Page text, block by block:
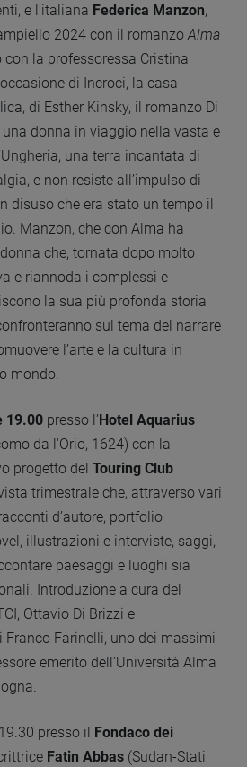
e l'italiana Federica Manzon,
2024 con il romanzo Alma
con la professoressa Cristina
di Incroci, la casa
di Esther Kinsky, il romanzo Di
donna in viaggio nella vasta e
una terra incantata di
e non resiste all’impulso di
disuso che era stato un tempo il
Manzon, che con Alma ha
che, tornata dopo molto
e riannoda i complessi e
la sua più profonda storia
sul tema del narrare
l’arte e la cultura in
mondo.
19.00 presso l’Hotel Aquarius
da l'Orio, 1624) con la
progetto del Touring Club
trimestrale che, attraverso vari
d’autore, portfolio
illustrazioni e interviste, saggi,
paesaggi e luoghi sia
Introduzione a cura del
Ottavio Di Brizzi e
Franco Farinelli, uno dei massimi
emerito dell’Università Alma
presso il Fondaco dei
Fatin Abbas (Sudan-Stati